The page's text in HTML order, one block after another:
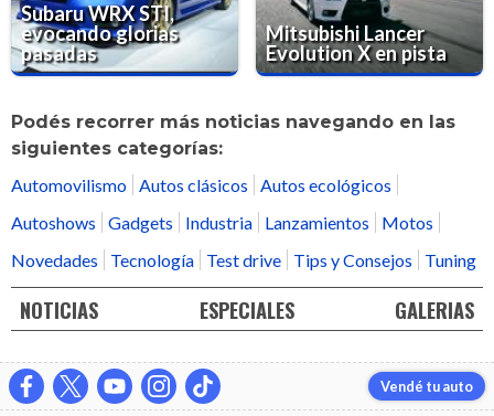
Subaru WRX STI,
evocando glorias
pasadas
Mitsubishi Lancer
Evolution X en pista
Podés recorrer más noticias navegando en las
siguientes categorías:
Automovilismo Autos clásicos
Autos ecológicos
Autoshows
Gadgets Industria Lanzamientos
Motos
Novedades
Tecnología Test drive Tips y Consejos Tuning
NOTICIAS ESPECIALES GALERIAS
Vendé tu auto